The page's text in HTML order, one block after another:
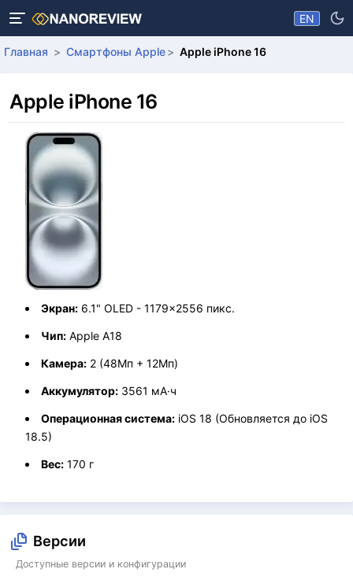
EN
Главная Смартфоны Apple Apple iPhone 16
Apple iPhone 16
Экран: 6.1" OLED - 1179x2556 пикс.
Чип: Apple A18
Камера: 2 (48Мп + 12Мп)
Аккумулятор: 3561 мА·ч
Операционная система: iOS 18 (Обновляется до iOS
18.5)
Вес: 170 г
Версии
Доступные версии и конфигурации